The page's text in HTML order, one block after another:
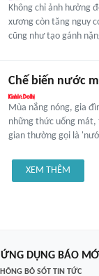
Không chỉ ảnh hưởng
xương còn tăng nguy
cũng như tạo gánh
Chế biến nước
Mùa nắng nóng, gia
những thức uống mát,
gian thường gọi là
XEM THÊM
DỤNG BÁO MỚI
BỎ SÓT TIN TỨC